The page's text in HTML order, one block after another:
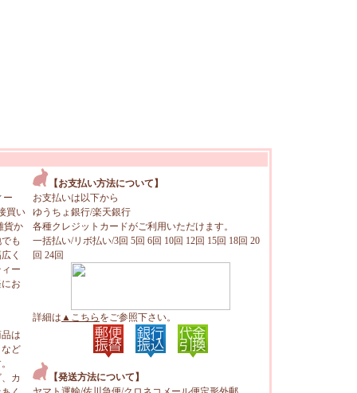
ー
買い
貨か
も
く
ー
お
は
ど
カ
【お支払い方法について】
お支払いは以下から
ゆうちょ銀行/楽天銀行
各種クレジットカードがご利用いただけます。
一括払い/リボ払い/3回 5回 6回 10回 12回 15回 18回 20
回 24回
詳細は ▲こちら をご参照下さい。
【発送方法について】